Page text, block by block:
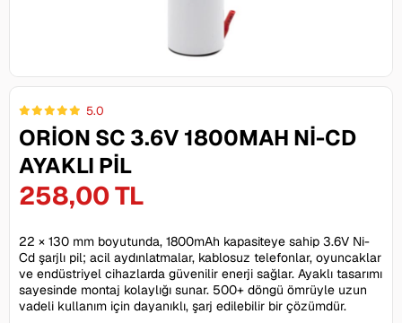
5.0
ORION SC 3.6V 1800MAH NI-CD
AYAKLI PIL
258,00 TL
22 × 130 mm boyutunda, 1800mAh kapasiteye sahip 3.6V Ni-
Cd şarjlı pil; acil aydınlatmalar, kablosuz telefonlar, oyuncaklar
ve endüstriyel cihazlarda güvenilir enerji sağlar. Ayaklı tasarımı
sayesinde montaj kolaylığı sunar. 500+ döngü ömrüyle uzun
vadeli kullanım için dayanıklı, şarj edilebilir bir çözümdür.